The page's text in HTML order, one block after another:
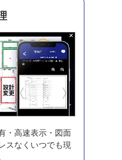
・高速表示・図面
スなくいつでも現